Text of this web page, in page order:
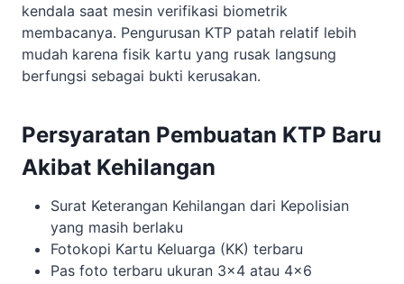
kendala saat mesin verifikasi biometrik
membacanya. Pengurusan KTP patah relatif lebih
mudah karena fisik kartu yang rusak langsung
berfungsi sebagai bukti kerusakan.
Persyaratan Pembuatan KTP Baru
Akibat Kehilangan
Surat Keterangan Kehilangan dari Kepolisian
yang masih berlaku
Fotokopi Kartu Keluarga (KK) terbaru
Pas foto terbaru ukuran 3×4 atau 4×6